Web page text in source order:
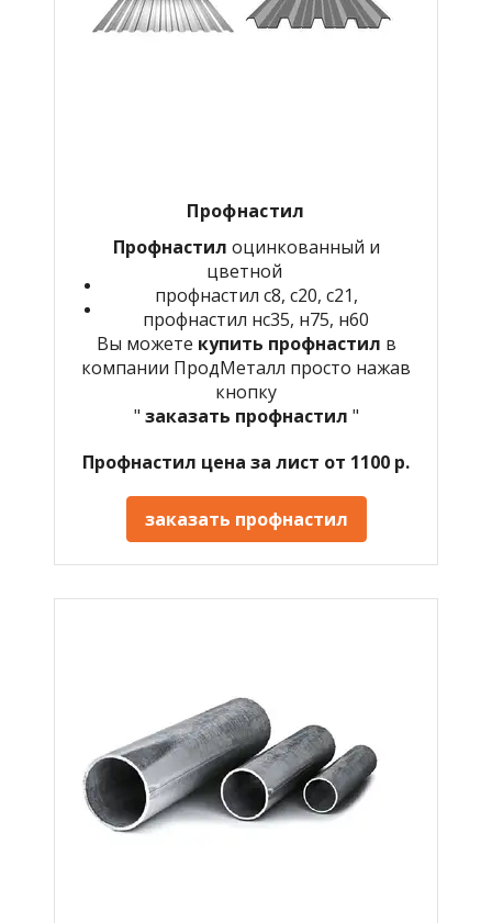
Профнастил
Профнастил оцинкованный и
цветной
профнастил с8, с20, с21,
профнастил нс35, н75, н60
Вы можете купить профнастил в
компании ПродМеталл просто нажав
кнопку
" заказать профнастил "
Профнастил цена за лист от 1100 р.
заказать профнастил